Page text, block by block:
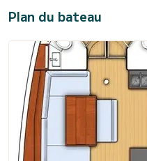
Plan du bateau